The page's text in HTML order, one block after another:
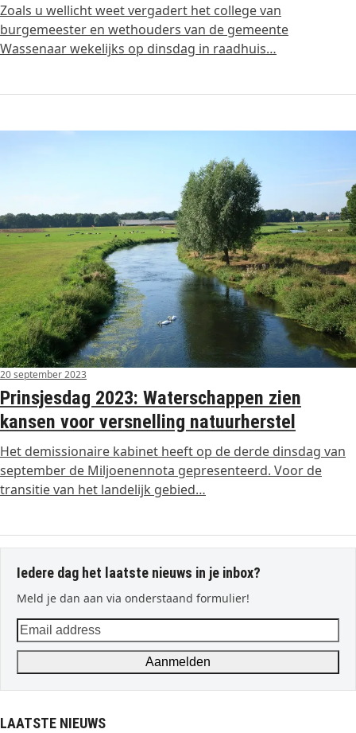
Zoals u wellicht weet vergadert het college van
burgemeester en wethouders van de gemeente
Wassenaar wekelijks op dinsdag in raadhuis…
20 september 2023
Prinsjesdag 2023: Waterschappen zien
kansen voor versnelling natuurherstel
Het demissionaire kabinet heeft op de derde dinsdag van
september de Miljoenennota gepresenteerd. Voor de
transitie van het landelijk gebied…
Iedere dag het laatste nieuws in je inbox?
Meld je dan aan via onderstaand formulier!
Email
address
Aanmelden
LAATSTE NIEUWS